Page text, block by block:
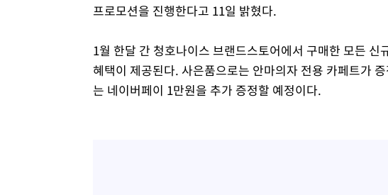
프로모션을 진행한다고 11일 밝혔다.
1월 한달 간 청호나이스 브랜드스토어에서 구매한 모든
혜택이 제공된다. 사은품으로는 안마의자 전용 카페트가
는 네이버페이 1만원을 추가 증정할 예정이다.